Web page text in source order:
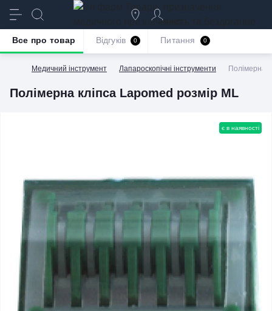
якість та бездоганне
обслуговування
Медичний інструмент Лапароскопічні інструменти Полімерна
Полімерна кліпса Lapomed розмір МL
Все про товар Відгуків 0 Питання 0
є в наявності